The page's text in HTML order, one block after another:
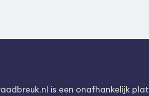
is een onafhankelijk